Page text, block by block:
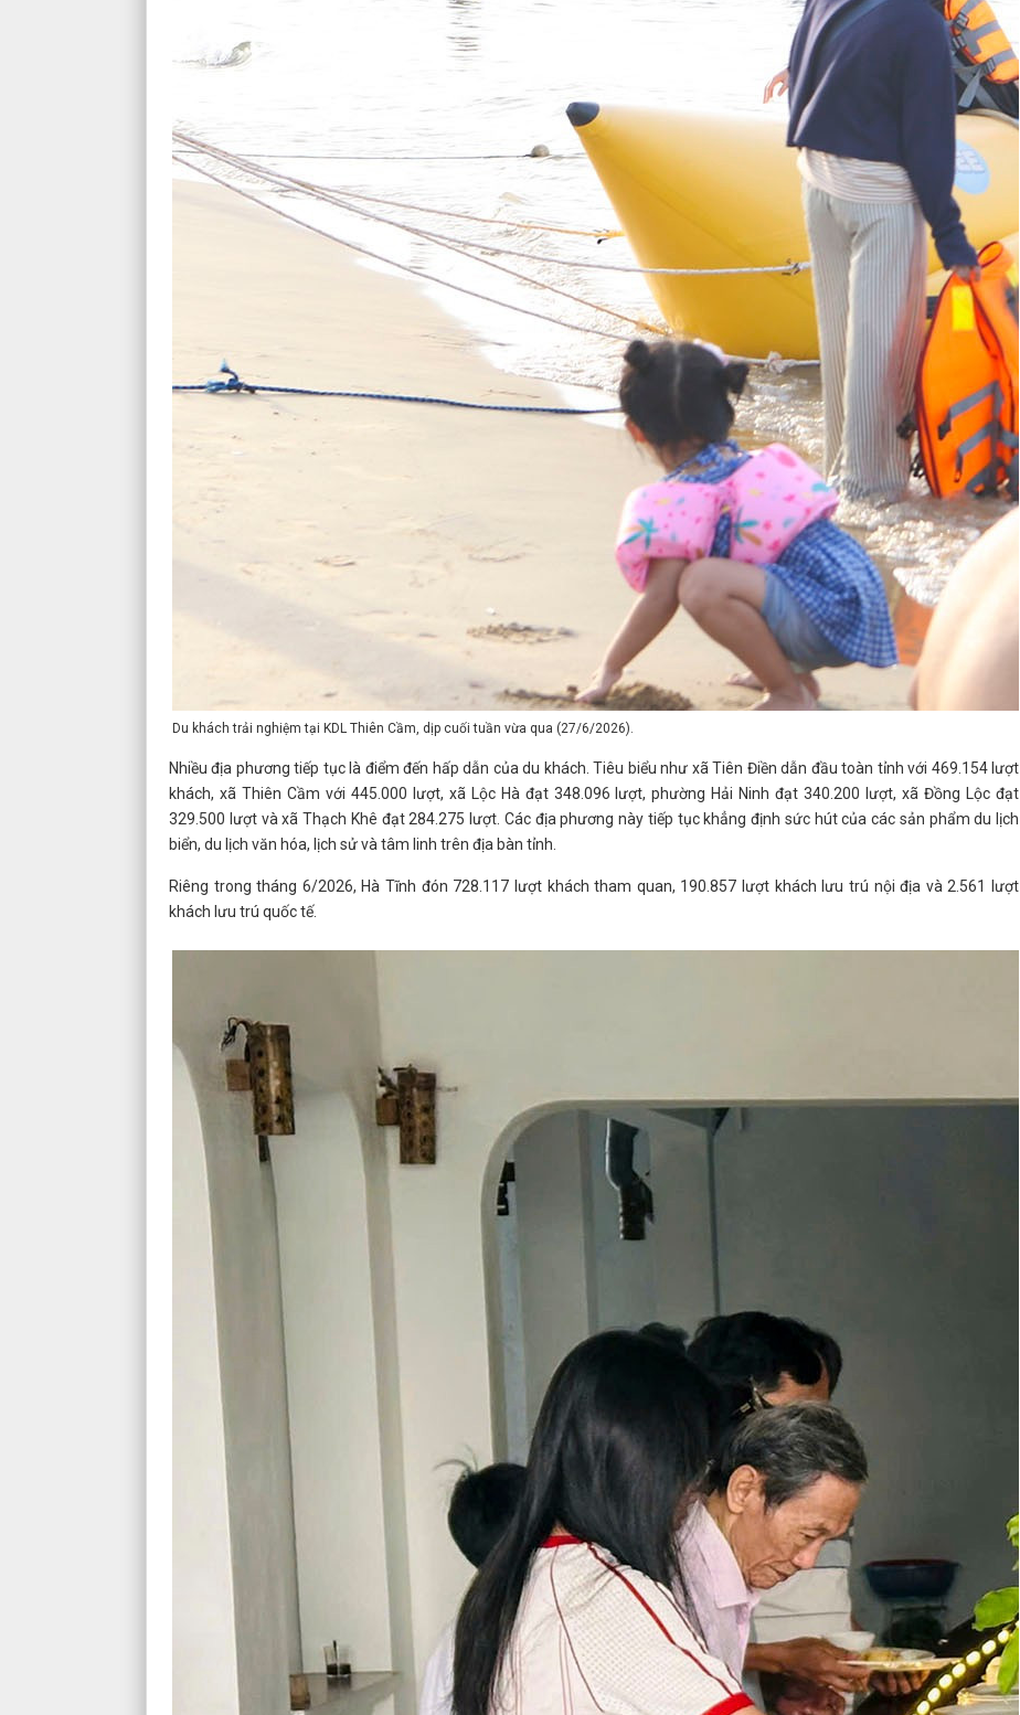
Du khách trải nghiệm tại KDL Thiên Cầm, dịp cuối tuần vừa qua (27/6/2026).
Nhiều địa phương tiếp tục là điểm đến hấp dẫn của du khách. Tiêu biểu như xã Tiên Điền dẫn đầu toàn tỉnh với 469.154 lượt
khách, xã Thiên Cầm với 445.000 lượt, xã Lộc Hà đạt 348.096 lượt, phường Hải Ninh đạt 340.200 lượt, xã Đồng Lộc đạt
329.500 lượt và xã Thạch Khê đạt 284.275 lượt. Các địa phương này tiếp tục khẳng định sức hút của các sản phẩm du lịch
biển, du lịch văn hóa, lịch sử và tâm linh trên địa bàn tỉnh.
Riêng trong tháng 6/2026, Hà Tĩnh đón 728.117 lượt khách tham quan, 190.857 lượt khách lưu trú nội địa và 2.561 lượt
khách lưu trú quốc tế.